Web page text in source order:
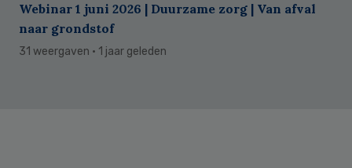
Webinar 1 juni 2026 | Duurzame zorg | Van afval
naar grondstof
31 weergaven · 1 jaar geleden